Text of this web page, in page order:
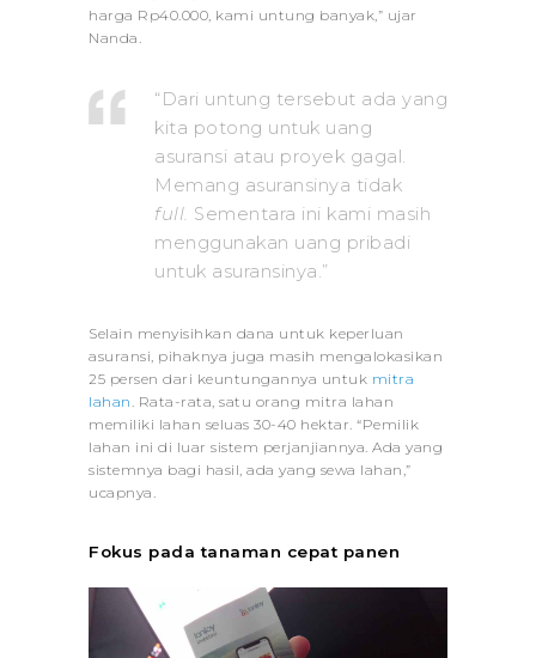
harga Rp40.000, kami untung banyak,” ujar
Nanda.
“Dari untung tersebut ada yang
kita potong untuk uang
asuransi atau proyek gagal.
Memang asuransinya tidak
full. Sementara ini kami masih
menggunakan uang pribadi
untuk asuransinya.”
Selain menyisihkan dana untuk keperluan
asuransi, pihaknya juga masih mengalokasikan
25 persen dari keuntungannya untuk mitra
lahan . Rata-rata, satu orang mitra lahan
memiliki lahan seluas 30-40 hektar. “Pemilik
lahan ini di luar sistem perjanjiannya. Ada yang
sistemnya bagi hasil, ada yang sewa lahan,”
ucapnya.
Fokus pada tanaman cepat panen